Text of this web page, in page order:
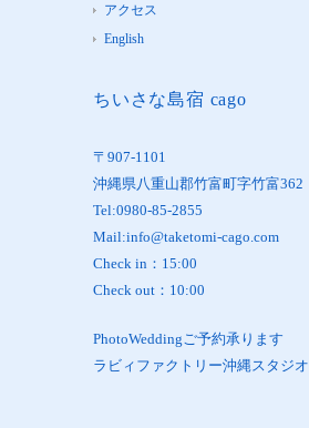
アクセス
English
ちいさな島宿 cago
〒907-1101
沖縄県八重山郡竹富町字竹富362
Tel:0980-85-2855
Mail:info@taketomi-cago.com
Check in：15:00
Check out：10:00
PhotoWeddingご予約承ります
ラビィファクトリー沖縄スタジオ